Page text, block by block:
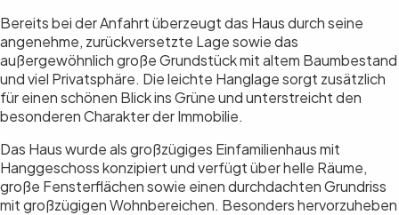
Bereits bei der Anfahrt überzeugt das Haus durch seine
angenehme, zurückversetzte Lage sowie das
außergewöhnlich große Grundstück mit altem Baumbestand
und viel Privatsphäre. Die leichte Hanglage sorgt zusätzlich
für einen schönen Blick ins Grüne und unterstreicht den
besonderen Charakter der Immobilie.
Das Haus wurde als großzügiges Einfamilienhaus mit
Hanggeschoss konzipiert und verfügt über helle Räume,
große Fensterflächen sowie einen durchdachten Grundriss
mit großzügigen Wohnbereichen. Besonders hervorzuheben